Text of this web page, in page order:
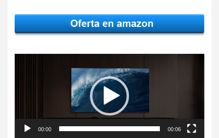
00:00 00:06